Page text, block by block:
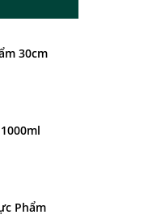
30cm
Phẩm